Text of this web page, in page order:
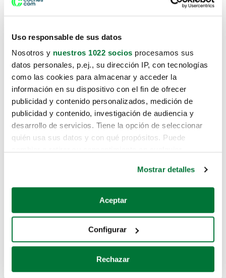
Uso responsable de sus datos
Nosotros y nuestros 1022 socios procesamos sus
datos personales, p.ej., su dirección IP, con tecnologías
como las cookies para almacenar y acceder la
información en su dispositivo con el fin de ofrecer
publicidad y contenido personalizados, medición de
publicidad y contenido, investigación de audiencia y
desarrollo de servicios. Tiene la opción de seleccionar
quién usa sus datos y con qué propósitos. Puede
Si lo permite, también quisiéramos:
Recopilar información sobre su ubicación geográfica
Identificar su dispositivo analizándolo activamente
para buscar características específicas (huellas
Obtenga más información sobre cómo se procesan sus
Mostrar detalles
Aceptar
Configurar
Rechazar
Lo sentimos, no sabemos como
te hemos traido hasta aquí.
Pero puedes encontrar el coche que estás
buscando en alguno de estos enlaces:
Coches de segunda mano
Coches de km0